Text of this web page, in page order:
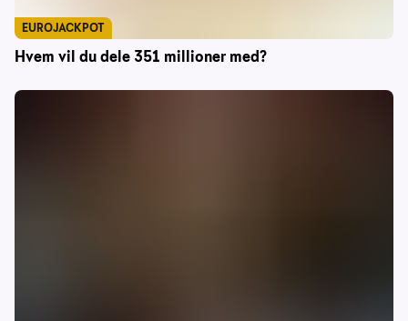
Hvem vil du dele 351 millioner med?
EUROJACKPOT